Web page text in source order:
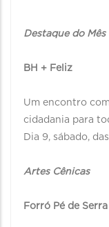
Destaque do Mês
BH + Feliz
Um encontro
cidadania para
Dia 9, sábado,
Artes Cênicas
Forró Pé de Serra